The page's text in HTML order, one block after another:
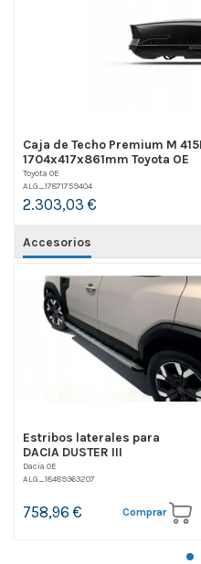
Caja de Techo Premium M
1704x417x861mm Toyota OE
Toyota OE
ALG_17871759404
2.303,03 €
Accesorios
Estribos laterales para
DACIA DUSTER III
Dacia OE
ALG_18489363207
758,96 € Comprar